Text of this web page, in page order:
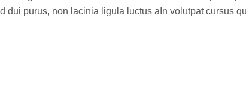
purus, non lacinia ligula luctus aIn volutpat cursus